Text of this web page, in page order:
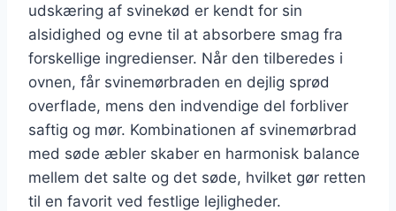
udskæring af svinekød er kendt for sin
alsidighed og evne til at absorbere smag fra
forskellige ingredienser. Når den tilberedes i
ovnen, får svinemørbraden en dejlig sprød
overflade, mens den indvendige del forbliver
saftig og mør. Kombinationen af svinemørbrad
med søde æbler skaber en harmonisk balance
mellem det salte og det søde, hvilket gør retten
til en favorit ved festlige lejligheder.